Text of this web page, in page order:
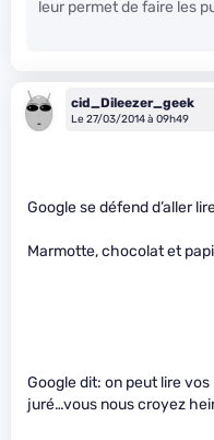
leur permet de faire les
cid_Dileezer_geek
Le 27/03/2014 à 09h49
Google se défend d’aller
Marmotte, chocolat et
Google dit: on peut lire
juré…vous nous croyez